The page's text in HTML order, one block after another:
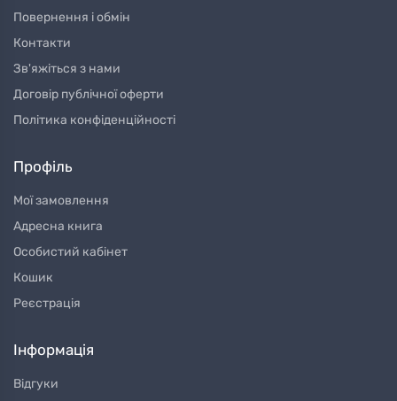
Повернення і обмін
Контакти
Зв'яжіться з нами
Договір публічної оферти
Політика конфіденційності
Профіль
Мої замовлення
Адресна книга
Особистий кабінет
Кошик
Реєстрація
Інформація
Відгуки